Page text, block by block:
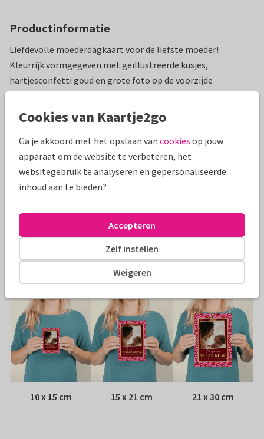
Productinformatie
Liefdevolle moederdagkaart voor de liefste moeder!
Kleurrijk vormgegeven met geïllustreerde kusjes,
hartjesconfetti goud en grote foto op de voorzijde
Moederdag kaarten Renee geeft vorm Eerste Moederdag
Specificaties bij deze kaart
Envelop: Witte vensterenvelop
Adres: Achterop de kaart
Formaten
10 x 15 cm 15 x 21 cm 21 x 30 cm
Cookies van Kaartje2go
Ga je akkoord met het opslaan van cookies op jouw
apparaat om de website te verbeteren, het
websitegebruik te analyseren en gepersonaliseerde
inhoud aan te bieden?
Weigeren
Zelf instellen
Accepteren